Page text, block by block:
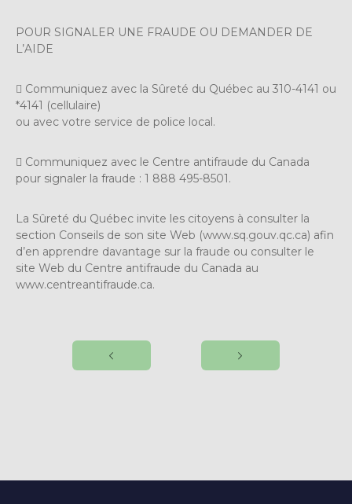
POUR SIGNALER UNE FRAUDE OU DEMANDER DE
L’AIDE
 Communiquez avec la Sûreté du Québec au 310-4141 ou
*4141 (cellulaire)
ou avec votre service de police local.
 Communiquez avec le Centre antifraude du Canada
pour signaler la fraude : 1 888 495-8501.
La Sûreté du Québec invite les citoyens à consulter la
section Conseils de son site Web (www.sq.gouv.qc.ca) afin
d’en apprendre davantage sur la fraude ou consulter le
site Web du Centre antifraude du Canada au
www.centreantifraude.ca.